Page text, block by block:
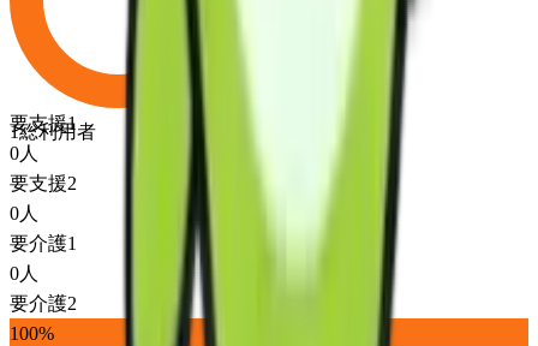
1総利用者
要支援1
0人
要支援2
0人
要介護1
0人
要介護2
100%